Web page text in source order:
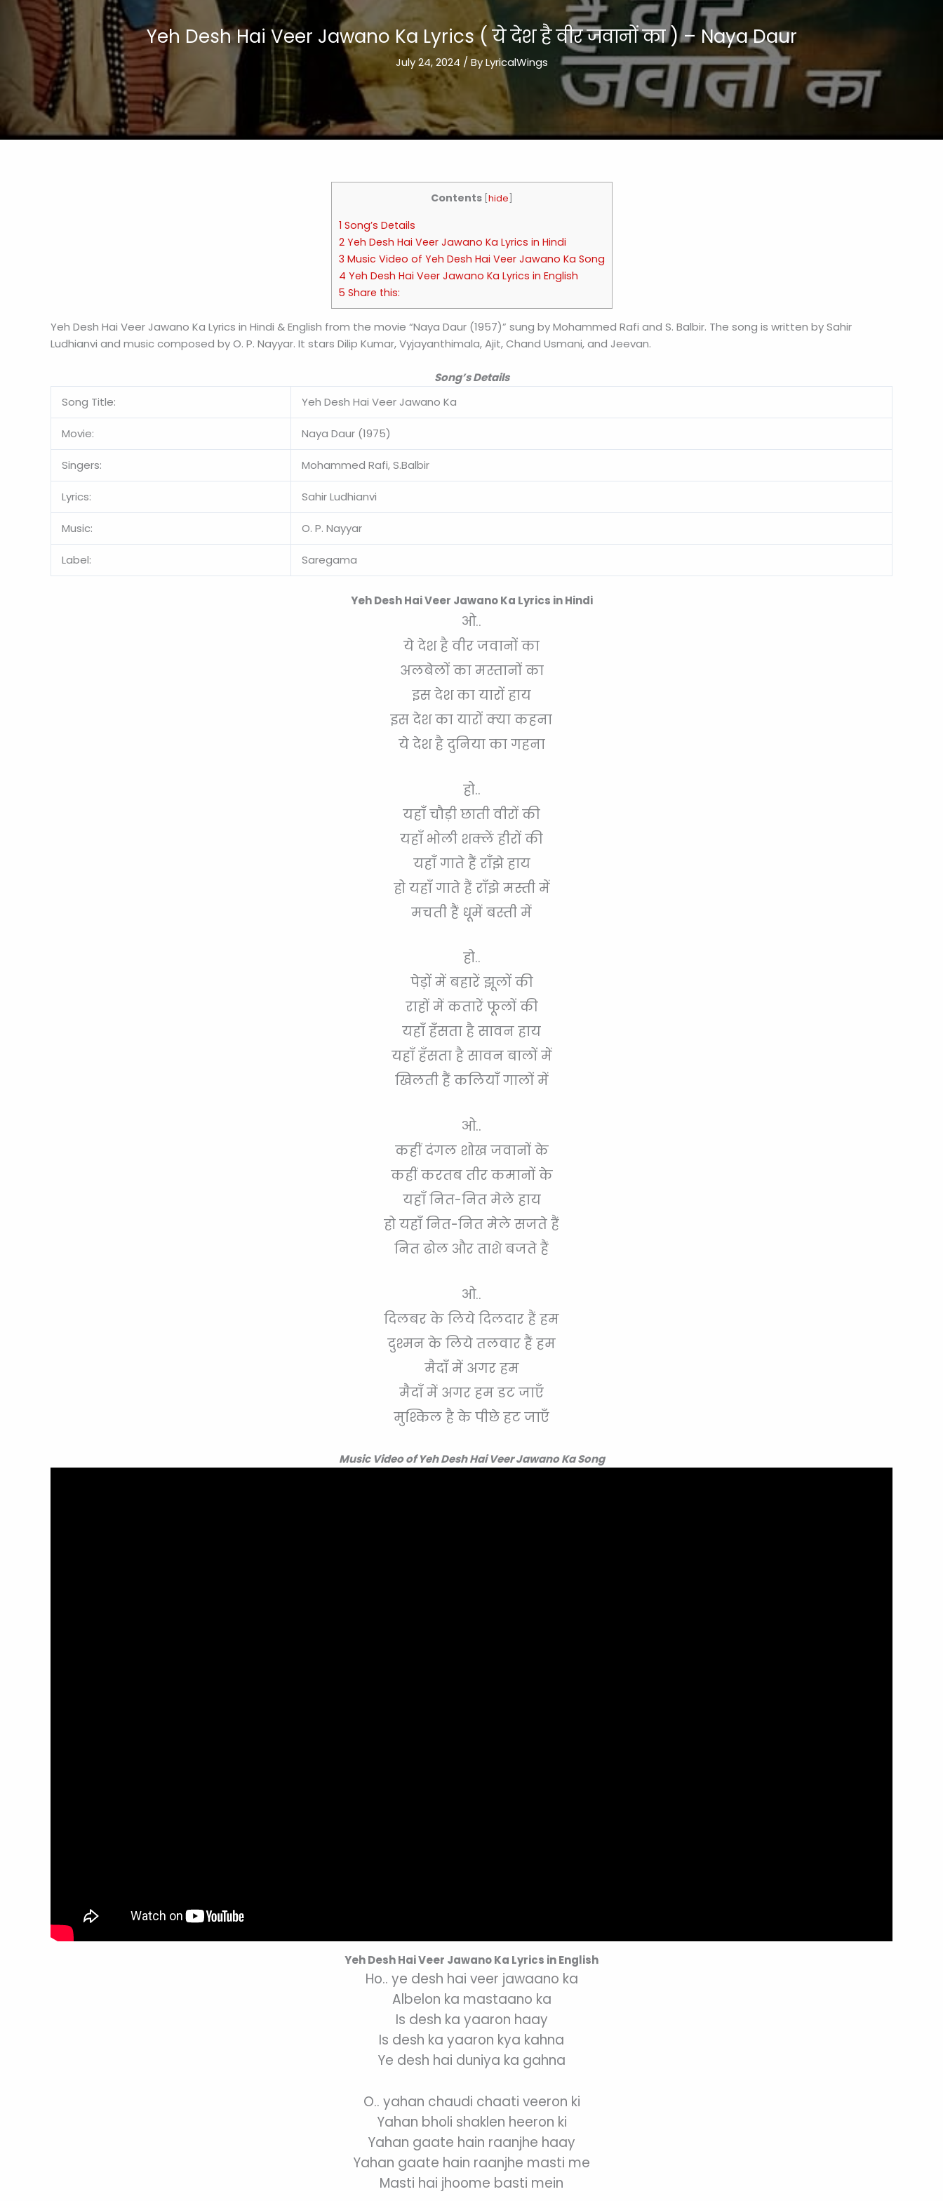
Yeh Desh Hai Veer Jawano Ka Lyrics ( ये देश है वीर जवानों का ) – Naya Daur
July 24, 2024 / ByLyricalWings
Contents hide
1 Song’s Details
2 Yeh Desh Hai Veer Jawano Ka Lyrics in Hindi
3 Music Video of Yeh Desh Hai Veer Jawano Ka Song
4 Yeh Desh Hai Veer Jawano Ka Lyrics in English
5 Share this:
Yeh Desh Hai Veer Jawano Ka Lyrics in Hindi & English from the movie “Naya Daur (1957)” sung by Mohammed Rafi and S. Balbir. The song is written by Sahir
Ludhianvi and music composed by O. P. Nayyar. It stars Dilip Kumar, Vyjayanthimala, Ajit, Chand Usmani, and Jeevan.
Song’s Details
Song Title:
Yeh Desh Hai Veer Jawano Ka
Movie: Naya Daur (1975)
Singers: Mohammed Rafi, S.Balbir
Lyrics: Sahir Ludhianvi
Music: O. P. Nayyar
Label: Saregama
Yeh Desh Hai Veer Jawano Ka Lyrics in Hindi
ओ..
ये देश है वीर जवानों का
अलबेलों का मस्तानों का
इस देश का यारों हाय
इस देश का यारों क्या कहना
ये देश है दुनिया का गहना
हो..
यहाँ चौड़ी छाती वीरों की
यहाँ भोली शक्लें हीरों की
यहाँ गाते हैं राँझे हाय
हो यहाँ गाते हैं राँझे मस्ती में
मचती हैं धूमें बस्ती में
हो..
पेड़ों में बहारें झूलों की
राहों में कतारें फूलों की
यहाँ हँसता है सावन हाय
यहाँ हँसता है सावन बालों में
खिलती हैं कलियाँ गालों में
ओ..
कहीं दंगल शोख जवानों के
कहीं करतब तीर कमानों के
यहाँ नित-नित मेले हाय
हो यहाँ नित-नित मेले सजते हैं
नित ढोल और ताशे बजते हैं
ओ..
दिलबर के लिये दिलदार हैं हम
दुश्मन के लिये तलवार हैं हम
मैदाँ में अगर हम
मैदाँ में अगर हम डट जाएँ
मुश्किल है के पीछे हट जाएँ
Music Video of Yeh Desh Hai Veer Jawano Ka Song
Yeh Desh Hai Veer Jawano Ka Lyrics in English
Ho.. ye desh hai veer jawaano ka
Albelon ka mastaano ka
Is desh ka yaaron haay
Is desh ka yaaron kya kahna
Ye desh hai duniya ka gahna
O.. yahan chaudi chaati veeron ki
Yahan bholi shaklen heeron ki
Yahan gaate hain raanjhe haay
Yahan gaate hain raanjhe masti me
Masti hai jhoome basti mein